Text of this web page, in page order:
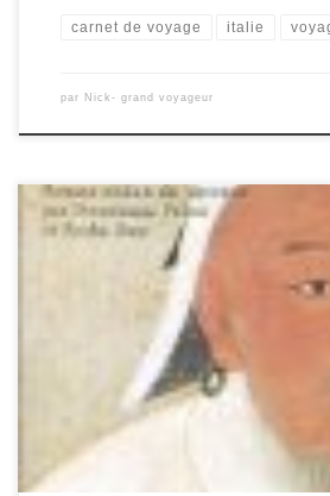
carnet de voyage italie
par Nick- grand voyageur
Un voyage en Mongolie ça vous tente? Je
mais c’est sur ma liste des endroits à
interview j’ai le plaisir de partager une
Bekhbat, Mongole, auteur du livre Mongol
depuis de nombreuses années. Elle est […]